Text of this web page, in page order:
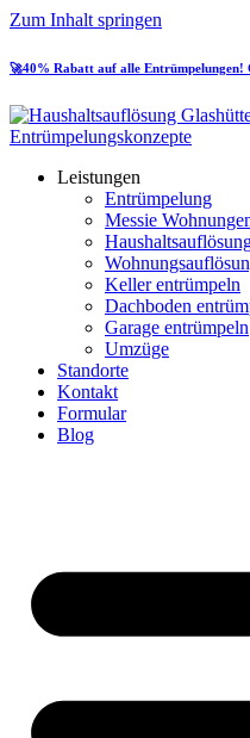
Zum Inhalt springen
🚀40% Rabatt auf alle Entrümpelungen!
Leistungen
Entrümpelung
Messie
Keller entrümpeln
Dachboden
Garage entrümpeln
Umzüge
Standorte
Kontakt
Formular
Blog